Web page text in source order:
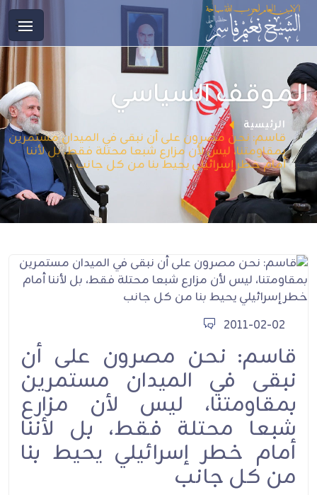
الموقف السياسي
الرئيسية
قاسم: نحن مصرون على أن نبقى في الميدان مستمرين
بمقاومتنا، ليس لأن مزارع شبعا محتلة فقط، بل لأننا
أمام خطر إسرائيلي يحيط بنا من كل جانب
2011-02-02
قاسم: نحن مصرون على أن
نبقى في الميدان مستمرين
بمقاومتنا، ليس لأن مزارع
شبعا محتلة فقط، بل لأننا
أمام خطر إسرائيلي يحيط بنا
من كل جانب